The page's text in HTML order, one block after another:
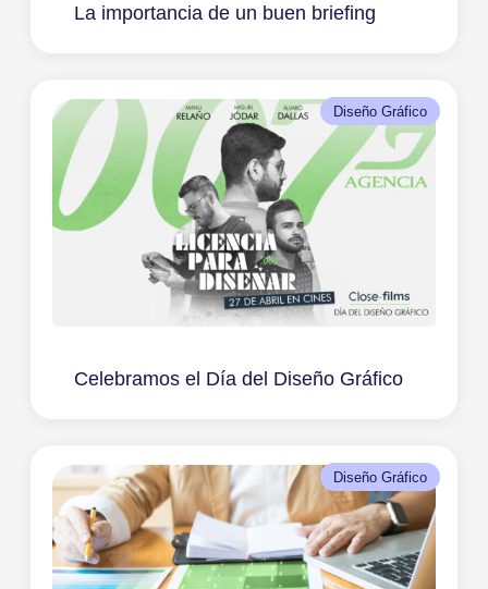
La importancia de un buen briefing
Diseño Gráfico
Celebramos el Día del Diseño Gráfico
Diseño Gráfico